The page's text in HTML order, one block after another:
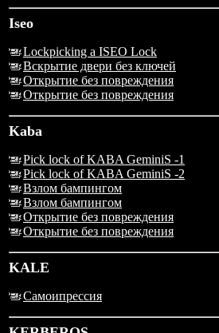
Iseo
Lockpicking a ISEO Lock
Вскрытие двери без ключей
Открытие без повреждения
Открытие без повреждения
Kaba
Pick lock of KABA GeminiS -1
Pick lock of KABA GeminiS -2
Взлом бампингом
Взлом бампингом
Открытие без повреждения
Открытие без повреждения
KALE
Самоипрессия